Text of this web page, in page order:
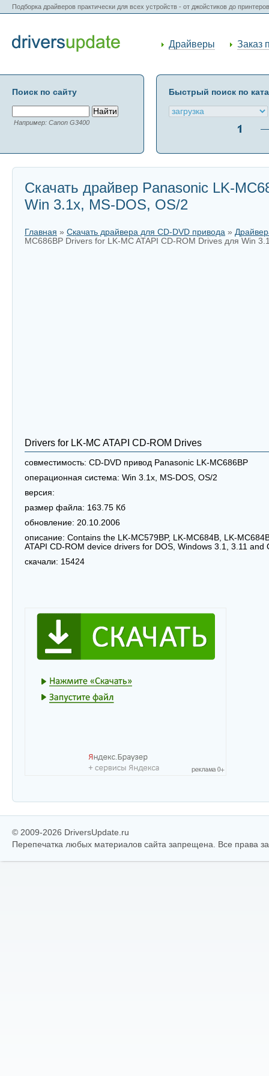
Подборка драйверов практически для всех устройств - от джойстиков до
Драйверы Заказ
Поиск по сайту
Например: Canon G3400
Быстрый поиск по
Скачать драйвер Panasonic LK-
Win 3.1x, MS-DOS, OS/2
Главная » Скачать драйвера для CD-DVD привода »
MC686BP Drivers for LK-MC ATAPI CD-ROM Drives для Win
Drivers for LK-MC ATAPI CD-ROM Drives
совместимость: CD-DVD привод Panasonic LK-MC686BP
операционная система: Win 3.1x, MS-DOS, OS/2
версия:
размер файла: 163.75 Кб
обновление: 20.10.2006
описание: Contains the LK-MC579BP, LK-MC684B, LK-
ATAPI CD-ROM device drivers for DOS, Windows 3.1, 3.11 and
скачали: 15424
© 2009-2026 DriversUpdate.ru
Перепечатка любых материалов сайта запрещена. Все права